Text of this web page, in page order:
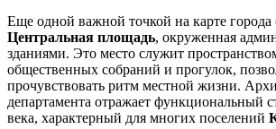
Еще одной важной точкой на карте города
Центральная площадь, окруженная
зданиями. Это место служит
общественных собраний и прогулок,
прочувствовать ритм местной жизни.
департамента отражает функциональный
века, характерный для многих поселений